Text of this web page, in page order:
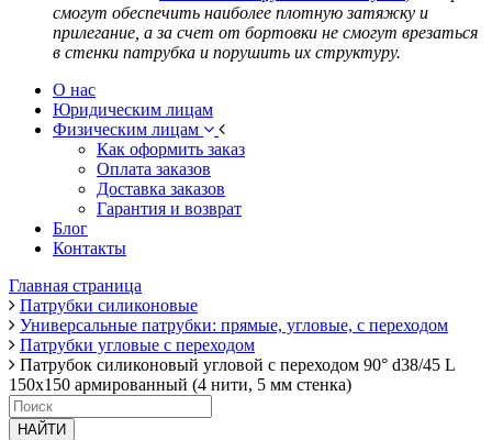
смогут обеспечить наиболее плотную затяжку и
прилегание, а за счет от бортовки не смогут врезаться
в стенки патрубка и порушить их структуру.
О нас
Юридическим лицам
Физическим лицам
Как оформить заказ
Оплата заказов
Доставка заказов
Гарантия и возврат
Блог
Контакты
Главная страница
Патрубки силиконовые
Универсальные патрубки: прямые, угловые, с переходом
Патрубки угловые с переходом
Патрубок силиконовый угловой с переходом 90° d38/45 L
150x150 армированный (4 нити, 5 мм стенка)
НАЙТИ